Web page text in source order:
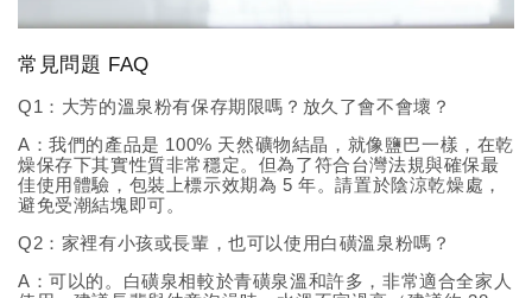
常見問題 FAQ
Q1：大芳的溫泉粉有保存期限嗎？放久了會不會壞？
A：我們的產品是 100% 天然礦物結晶，就像鹽巴一樣，在乾
燥保存下其實性質非常穩定。但為了符合台灣法規與確保最
佳使用體驗，包裝上標示效期為 5 年。請置於陰涼乾燥處，
避免受潮結塊即可。
Q2：家裡有小孩或長輩，也可以使用白磺溫泉粉嗎？
A：可以的。白磺泉相較於青磺泉溫和許多，非常適合全家人